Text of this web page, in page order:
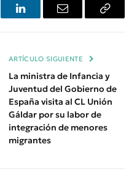
LinkedInEmail
Copiar
ARTÍCULO SIGUIENTE
La ministra de Infancia y
Juventud del Gobierno de
España visita al CL Unión
Gáldar por su labor de
integración de menores
migrantes